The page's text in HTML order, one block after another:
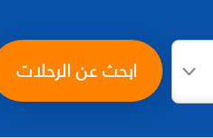
ابحث عن الرحلات